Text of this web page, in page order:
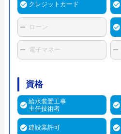
クレジットカード
ローン
電子マネー
資格
給水装置工事
主任技術者
建設業許可